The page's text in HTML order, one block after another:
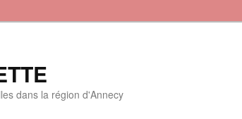
dans la région d'Annecy